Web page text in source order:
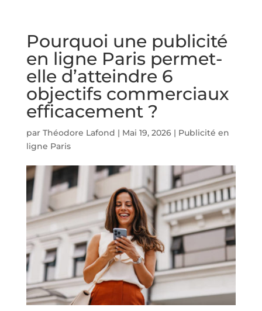
Pourquoi une publicité
en ligne Paris permet-
elle d’atteindre 6
objectifs commerciaux
efficacement ?
par Théodore Lafond | Mai 19, 2026| Publicité en
ligne Paris